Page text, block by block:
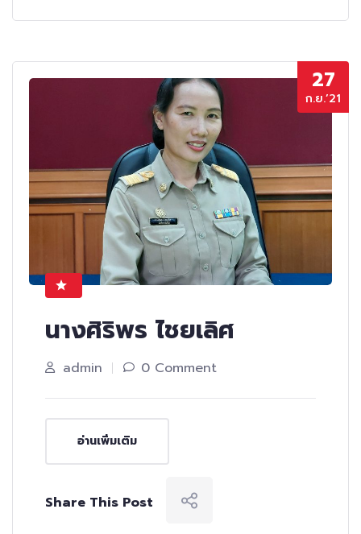
27
ก.ย.’21
นางศิริพร ไชยเลิศ
admin 0 Comment
อ่านเพิ่มเติม
Share This Post